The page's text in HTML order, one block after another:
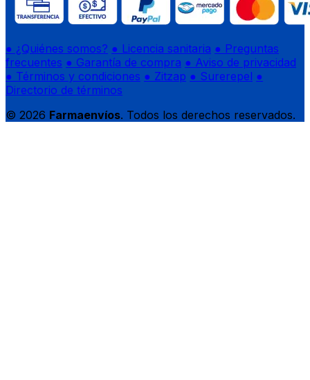
● ¿Quiénes somos? ● Licencia sanitaria ● Preguntas
frecuentes ● Garantía de compra ● Aviso de privacidad
● Términos y condiciones ● Zitzap ● Surerepel ●
Directorio de términos
© 2026 Farmaenvíos. Todos los derechos reservados.